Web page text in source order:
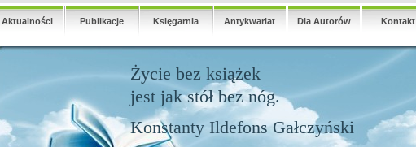
Aktualności Publikacje Księgarnia Antykwariat Dla Autorów Kontakt
Życie bez książek
jest jak stół bez nóg.
Konstanty Ildefons Gałczyński